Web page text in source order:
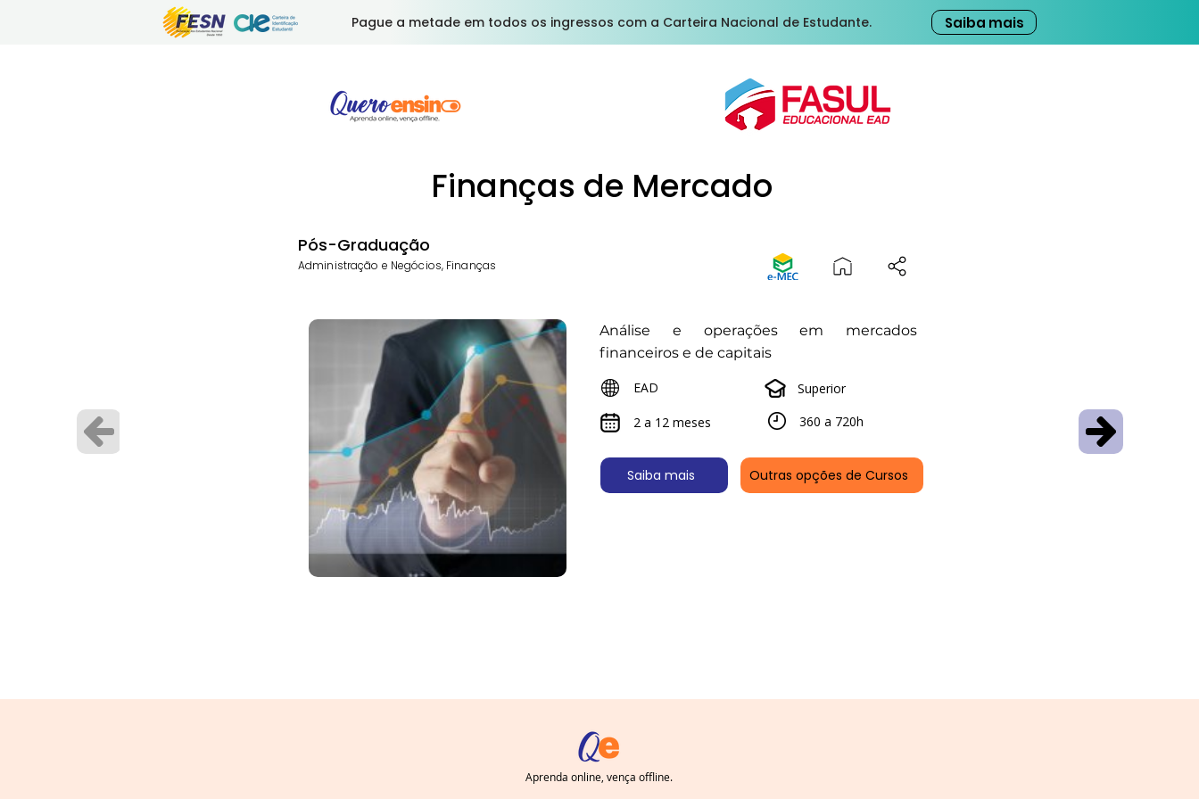
Pague a metade em todos os ingressos com a Carteira Nacional de Estudante. Saiba mais
Finanças de Mercado
Pós-Graduação
Administração e Negócios, Finanças
Análise e operações em mercados
financeiros e de capitais
EAD
Superior
2 a 12 meses
360 a 720h
Saiba mais Outras opções de Cursos
Aprenda online, vença offline.